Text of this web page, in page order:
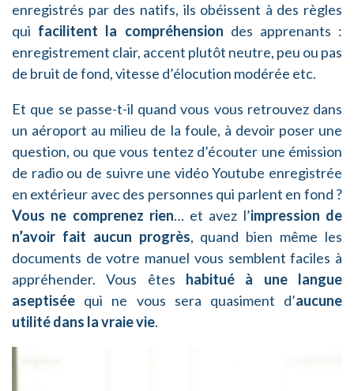
enregistrés par des natifs, ils obéissent à des règles
qui facilitent la compréhension des apprenants :
enregistrement clair, accent plutôt neutre, peu ou pas
de bruit de fond, vitesse d’élocution modérée etc.
Et que se passe-t-il quand vous vous retrouvez dans
un aéroport au milieu de la foule, à devoir poser une
question, ou que vous tentez d’écouter une émission
de radio ou de suivre une vidéo Youtube enregistrée
en extérieur avec des personnes qui parlent en fond ?
Vous ne comprenez rien… et avez l’impression de
n’avoir fait aucun progrès, quand bien même les
documents de votre manuel vous semblent faciles à
appréhender. Vous êtes habitué à une langue
aseptisée qui ne vous sera quasiment d’aucune
utilité dans la vraie vie.